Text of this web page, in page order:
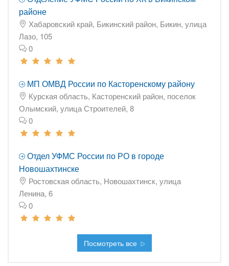
районе
Хабаровский край, Бикинский район, Бикин, улица
Лазо, 105
0
МП ОМВД России по Касторенскому району
Курская область, Касторенский район, поселок
Олымский, улица Строителей, 8
0
Отдел УФМС России по РО в городе
Новошахтинске
Ростовская область, Новошахтинск, улица
Ленина, 6
0
Посмотреть все